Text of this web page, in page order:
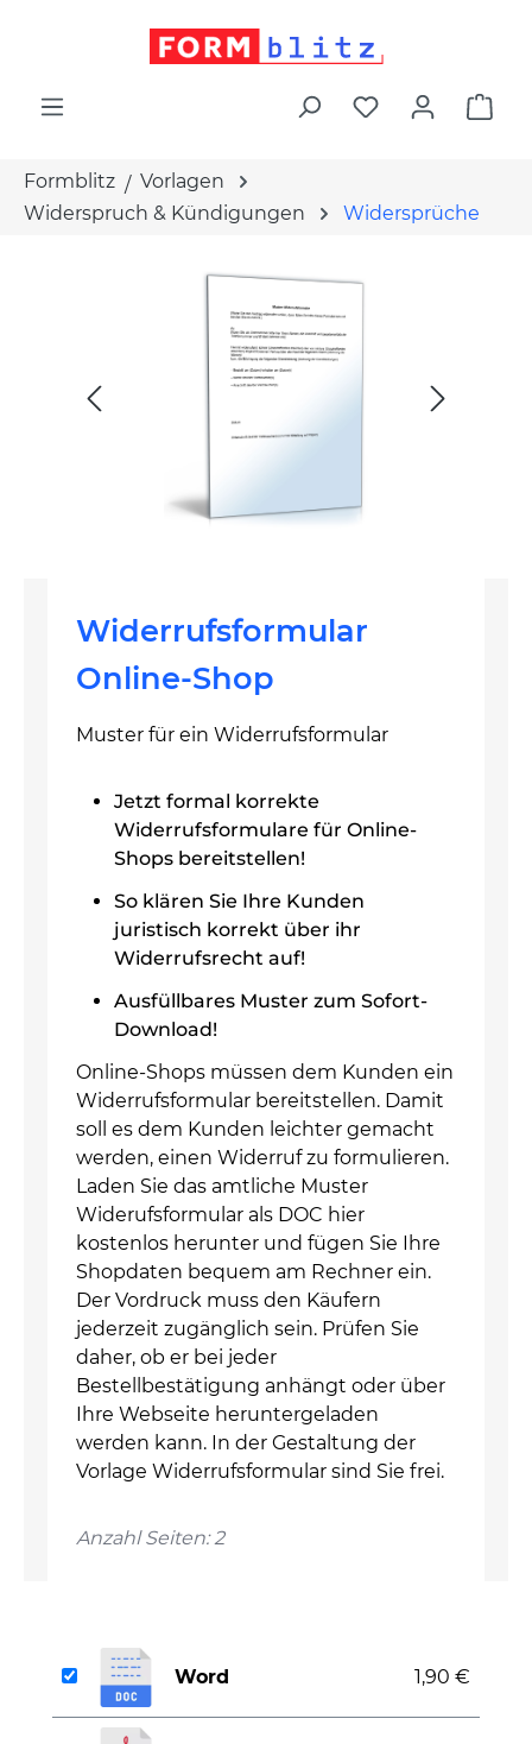
Formblitz
Vorlagen
Widerspruch & Kündigungen
Widersprüche
Widerrufsformular
Online-Shop
Muster für ein Widerrufsformular
Jetzt formal korrekte
Widerrufsformulare für Online-
Shops bereitstellen!
So klären Sie Ihre Kunden
juristisch korrekt über ihr
Widerrufsrecht auf!
Ausfüllbares Muster zum Sofort-
Download!
Online-Shops müssen dem Kunden ein
Widerrufsformular bereitstellen. Damit
soll es dem Kunden leichter gemacht
werden, einen Widerruf zu formulieren.
Laden Sie das amtliche Muster
Widerufsformular als DOC hier
kostenlos herunter und fügen Sie Ihre
Shopdaten bequem am Rechner ein.
Der Vordruck muss den Käufern
jederzeit zugänglich sein. Prüfen Sie
daher, ob er bei jeder
Bestellbestätigung anhängt oder über
Ihre Webseite heruntergeladen
werden kann. In der Gestaltung der
Vorlage Widerrufsformular sind Sie frei.
Anzahl Seiten: 2
Word 1,90 €